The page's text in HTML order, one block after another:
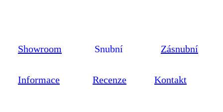
Showroom Snubní Zásnubní
Informace Recenze Kontakt